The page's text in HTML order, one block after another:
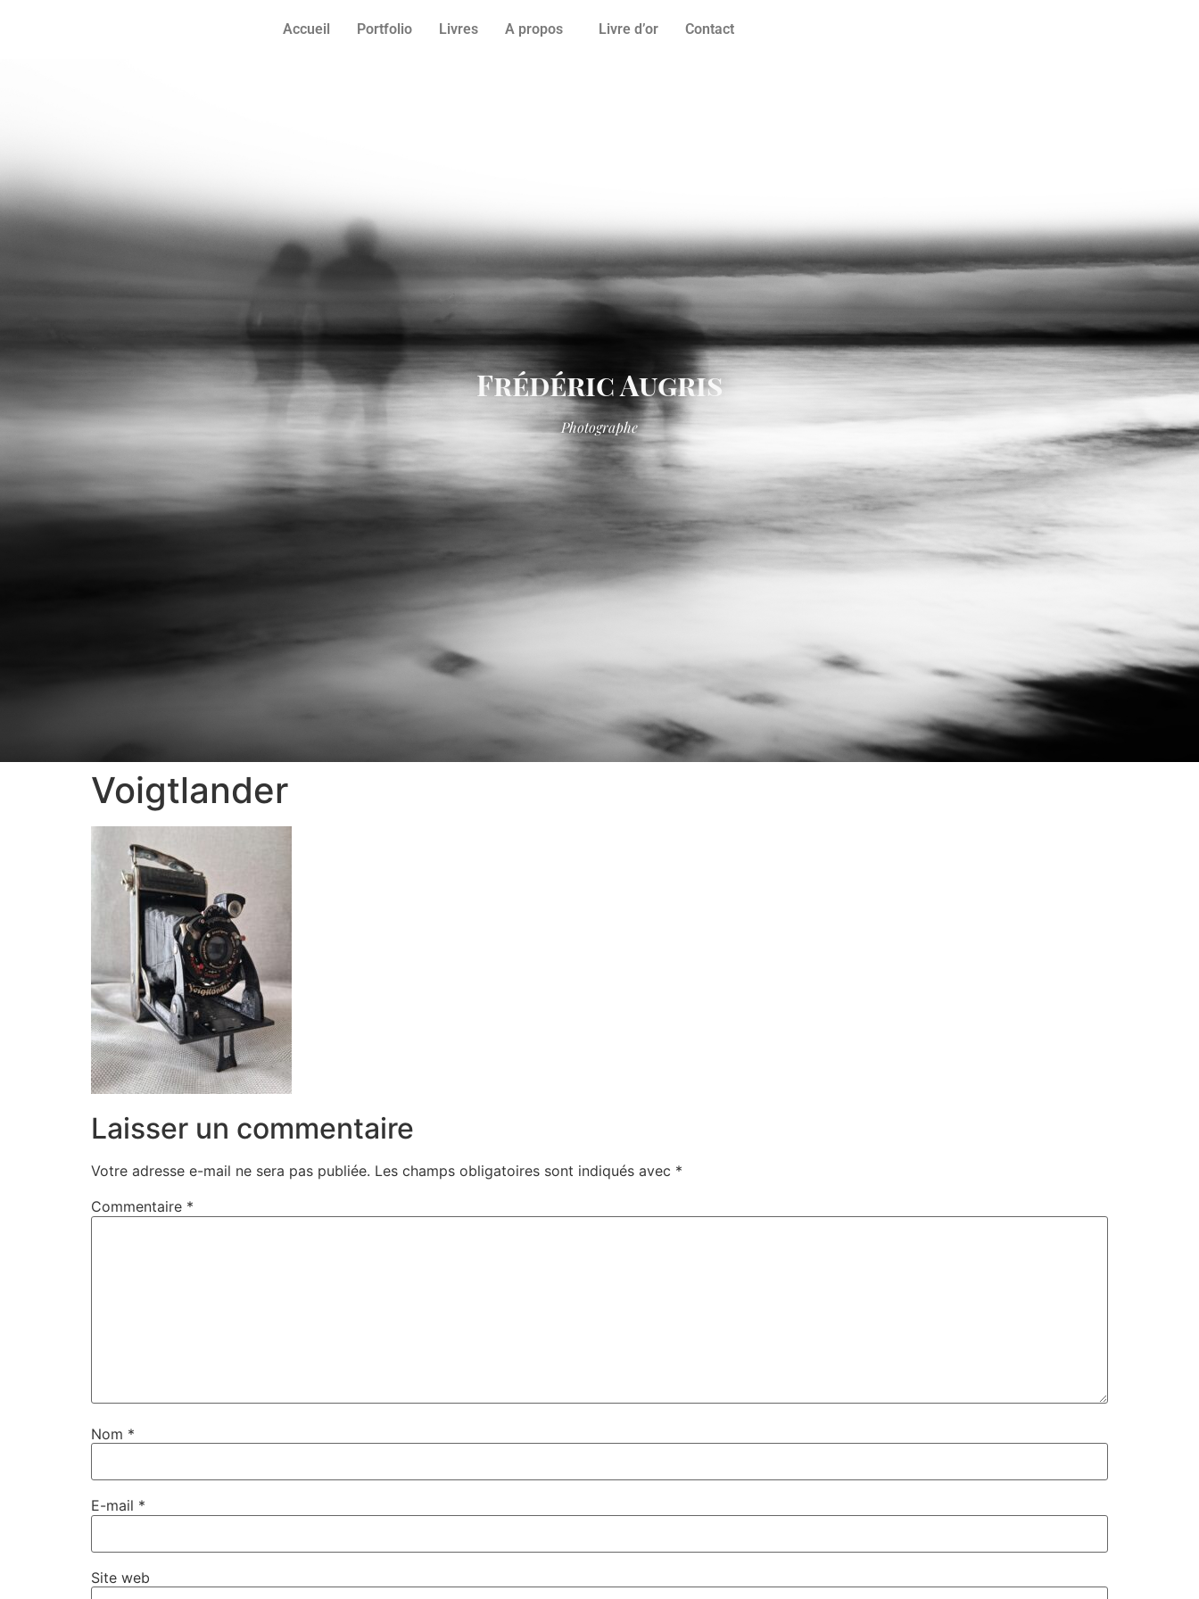
Accueil Portfolio Livres A propos Livre d’or Contact
Frédéric Augris
Photographe
Voigtlander
Laisser un commentaire
Votre adresse e-mail ne sera pas publiée. Les champs obligatoires sont indiqués avec *
Commentaire *
Nom *
E-mail *
Site web